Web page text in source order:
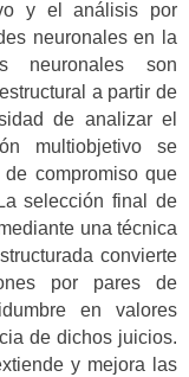
y el análisis por
neuronales en la
neuronales son
a partir de
de analizar el
multiobjetivo se
compromiso que
selección final de
una técnica
convierte
por pares de
en valores
de dichos juicios.
y mejora las